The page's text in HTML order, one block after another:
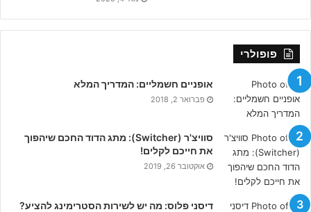
פופולרי
אופניים חשמליים: המדריך המלא
פברואר 2, 2018
סוויצ'ר (Switcher): מתג הדוד החכם שיהפוך
את חייכם לקלים!
אוקטובר 26, 2019
דיסני פלוס: מה יש לשירות הסטרימינג להציע?